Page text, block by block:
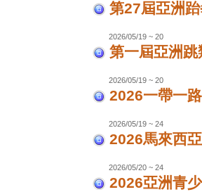
第27屆亞洲
2026/05/19 ~ 20
第一屆亞洲
2026/05/19 ~ 20
2026一帶一
2026/05/19 ~ 24
2026馬來西
2026/05/20 ~ 24
2026亞洲青